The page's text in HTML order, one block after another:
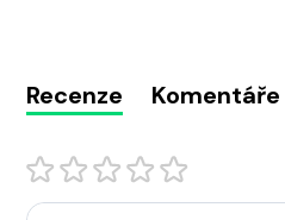
Recenze Komentáře